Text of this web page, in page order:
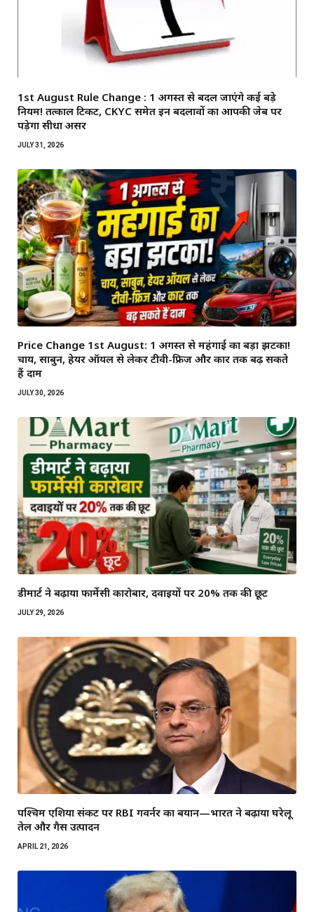
1st August Rule Change : 1 अगस्त से बदल जाएंगे कई बड़े
नियम! तत्काल टिकट, CKYC समेत इन बदलावों का आपकी जेब पर
पड़ेगा सीधा असर
JULY 31, 2026
Price Change 1st August: 1 अगस्त से महंगाई का बड़ा झटका!
चाय, साबुन, हेयर ऑयल से लेकर टीवी-फ्रिज और कार तक बढ़ सकते
हैं दाम
JULY 30, 2026
डीमार्ट ने बढ़ाया फार्मेसी कारोबार, दवाइयों पर 20% तक की छूट
JULY 29, 2026
पश्चिम एशिया संकट पर RBI गवर्नर का बयान—भारत ने बढ़ाया घरेलू
तेल और गैस उत्पादन
APRIL 21, 2026